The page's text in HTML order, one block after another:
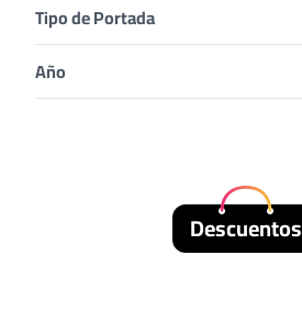
Tipo de Portada
Año
Descuentos